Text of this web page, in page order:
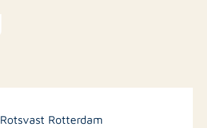
Rotsvast Rotterdam